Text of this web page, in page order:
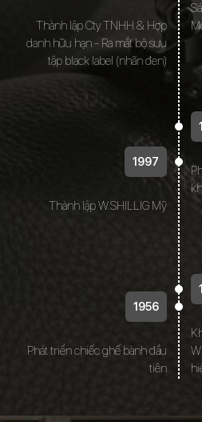
Thành lập Cty TNHH & Hợp
danh hữu hạn - Ra mắt bộ sưu
tập black label (nhãn đen)
1997
Thành lập W.SHILLIG Mỹ
1956
Phát triển chiếc ghế bành đầu
tiên